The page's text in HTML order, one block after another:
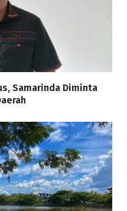
Samarinda Diminta